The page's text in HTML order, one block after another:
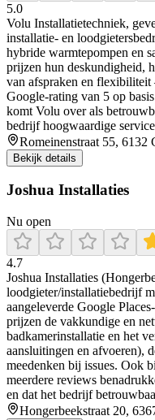
5.0
Volu Installatietechniek,
installatie- en
hybride warmtepompen en
prijzen hun deskundigheid,
van afspraken en flexibiliteit
Google-rating van 5 op
komt Volu over als
bedrijf hoogwaardige
Romeinenstraat 55, 6132
Bekijk details
Joshua Installaties
Nu open
4.7
Joshua Installaties
loodgieter/installatiebedrijf
aangeleverde Google
prijzen de vakkundige en
badkamerinstallatie en het
aansluitingen en afvoeren),
meedenken bij issues. Ook
meerdere reviews
en dat het bedrijf
Hongerbeekstraat 20,